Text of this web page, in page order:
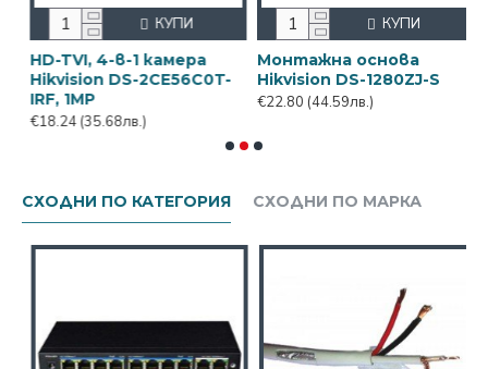
HD-TVI, 4-в-1 камера
Hikvision DS-2CE56C0T-
IRF, 1MP
€18.24(35.68лв.)
КУПИ
Монтажна основа
Hikvision DS-1280ZJ-S
€22.80(44.59лв.)
КУПИ
СХОДНИ ПО КАТЕГОРИЯ СХОДНИ ПО МАРКА